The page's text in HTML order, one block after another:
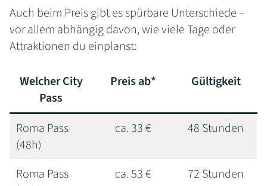
Auch beim Preis gibt es spürbare Unterschiede –
vor allem abhängig davon, wie viele Tage oder
Attraktionen du einplanst:
Welcher City
Pass
Preis ab* Gültigkeit
Roma Pass
(48h)
ca. 33 € 48 Stunden
Roma Pass
ca. 53 € 72 Stunden